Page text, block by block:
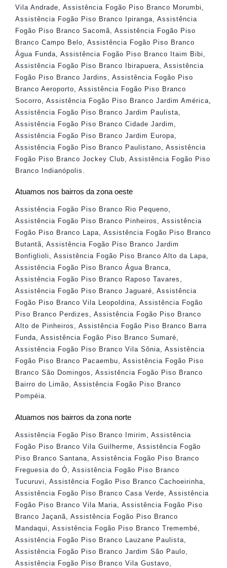
Vila Andrade Assistência Fogão Piso Branco Morumbi
Assistência Fogão Piso Branco Ipiranga
Assistência
Fogão Piso Branco Sacomã
Assistência Fogão Piso
Branco Campo Belo
Assistência Fogão Piso Branco
Água Funda
Assistência Fogão Piso Branco Itaim Bibi
Assistência Fogão Piso Branco Ibirapuera
Assistência
Fogão Piso Branco Jardins
Assistência Fogão Piso
Branco Aeroporto
Assistência Fogão Piso Branco
Socorro
Assistência Fogão Piso Branco Jardim América
Assistência Fogão Piso Branco Jardim Paulista
Assistência Fogão Piso Branco Cidade Jardim
Assistência Fogão Piso Branco Jardim Europa
Assistência Fogão Piso Branco Paulistano
Assistência
Fogão Piso Branco Jockey Club
Assistência Fogão Piso
Branco Indianópolis
Atuamos nos bairros da zona oeste
Assistência Fogão Piso Branco Rio Pequeno,
Assistência Fogão Piso Branco Pinheiros , Assistência
Fogão Piso Branco Lapa, Assistência Fogão Piso Branco
Butantã, Assistência Fogão Piso Branco Jardim
Bonfiglioli , Assistência Fogão Piso Branco Alto da Lapa,
Assistência Fogão Piso Branco Água Branca,
Assistência Fogão Piso Branco Raposo Tavares ,
Assistência Fogão Piso Branco Jaguaré, Assistência
Fogão Piso Branco Vila Leopoldina, Assistência Fogão
Piso Branco Perdizes , Assistência Fogão Piso Branco
Alto de Pinheiros , Assistência Fogão Piso Branco Barra
Funda, Assistência Fogão Piso Branco Sumaré,
Assistência Fogão Piso Branco Vila Sônia, Assistência
Fogão Piso Branco Pacaembu, Assistência Fogão Piso
Branco São Domingos , Assistência Fogão Piso Branco
Bairro do Limão, Assistência Fogão Piso Branco
Pompéia.
Atuamos nos bairros da zona norte
Assistência Fogão Piso Branco Imirim
Assistência
Fogão Piso Branco Vila Guilherme
Assistência Fogão
Piso Branco Santana
Assistência Fogão Piso Branco
Freguesia do Ó
Assistência Fogão Piso Branco
Tucuruvi
Assistência Fogão Piso Branco Cachoeirinha
Assistência Fogão Piso Branco Casa Verde
Assistência
Fogão Piso Branco Vila Maria
Assistência Fogão Piso
Branco Jaçanã
Assistência Fogão Piso Branco
Mandaqui
Assistência Fogão Piso Branco Tremembé
Assistência Fogão Piso Branco Lauzane Paulista
Assistência Fogão Piso Branco Jardim São Paulo
Assistência Fogão Piso Branco Vila Gustavo